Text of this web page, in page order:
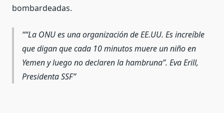
bombardeadas.
“La ONU es una organización de EE.UU. Es increíble
que digan que cada 10 minutos muere un niño en
Yemen y luego no declaren la hambruna”. Eva Erill,
Presidenta SSF